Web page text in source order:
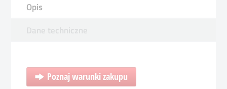
Opis
Poznaj warunki zakupu